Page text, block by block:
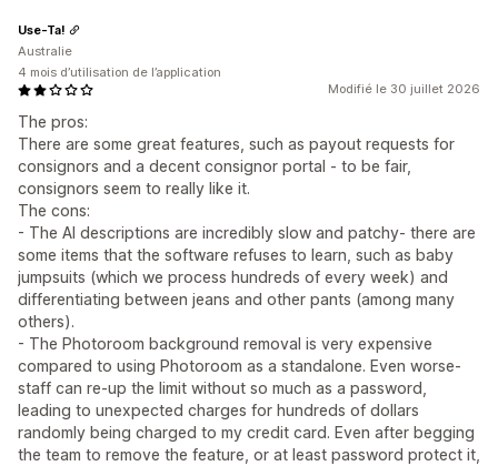
Modifié le 30 juillet 2026
The pros:
There are some great features, such as payout requests for
consignors and a decent consignor portal - to be fair,
consignors seem to really like it.
The cons:
- The AI descriptions are incredibly slow and patchy- there are
some items that the software refuses to learn, such as baby
jumpsuits (which we process hundreds of every week) and
differentiating between jeans and other pants (among many
others).
- The Photoroom background removal is very expensive
compared to using Photoroom as a standalone. Even worse-
staff can re-up the limit without so much as a password,
leading to unexpected charges for hundreds of dollars
randomly being charged to my credit card. Even after begging
the team to remove the feature, or at least password protect it,
Use-Ta!
Australie
4 mois d’utilisation de l’application